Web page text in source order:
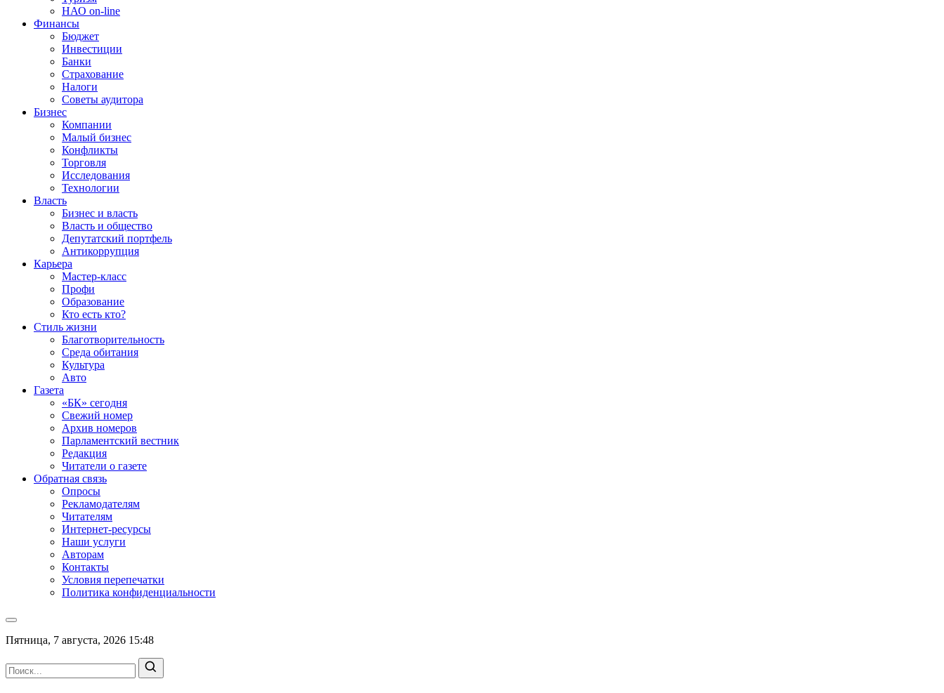
НАО on-line
Финансы
Бюджет
Инвестиции
Банки
Страхование
Налоги
Советы аудитора
Бизнес
Компании
Малый бизнес
Конфликты
Торговля
Исследования
Технологии
Власть
Бизнес и власть
Власть и общество
Депутатский портфель
Антикоррупция
Карьера
Мастер-класс
Профи
Образование
Кто есть кто?
Стиль жизни
Благотворительность
Среда обитания
Культура
Авто
Газета
«БК» сегодня
Свежий номер
Архив номеров
Парламентский вестник
Редакция
Читатели о газете
Обратная связь
Опросы
Рекламодателям
Читателям
Интернет-ресурсы
Наши услуги
Авторам
Контакты
Условия перепечатки
Политика конфиденциальности
Пятница, 7 августа, 2026 15:48